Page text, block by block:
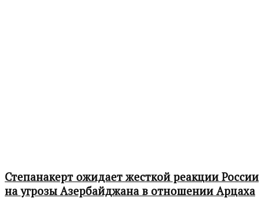
Степанакерт ожидает жесткой реакции России
на угрозы Азербайджана в отношении Арцаха